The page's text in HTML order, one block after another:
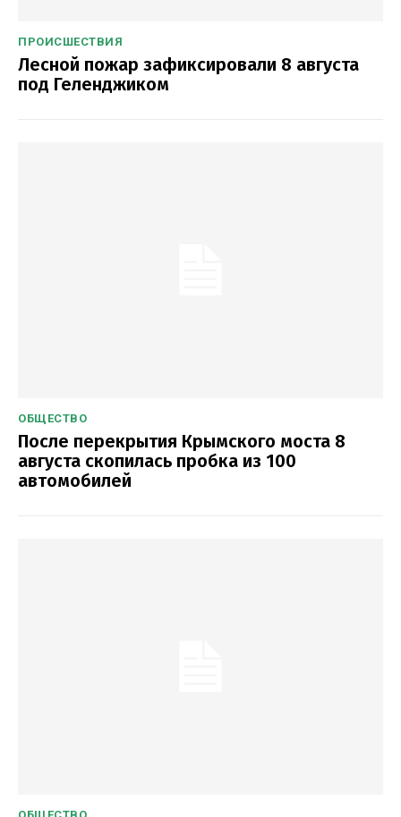
ПРОИСШЕСТВИЯ
Лесной пожар зафиксировали 8 августа
под Геленджиком
ОБЩЕСТВО
После перекрытия Крымского моста 8
августа скопилась пробка из 100
автомобилей